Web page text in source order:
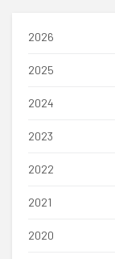
2026
2025
2024
2023
2022
2021
2020